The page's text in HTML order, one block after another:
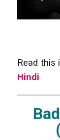
Read this
Hindi